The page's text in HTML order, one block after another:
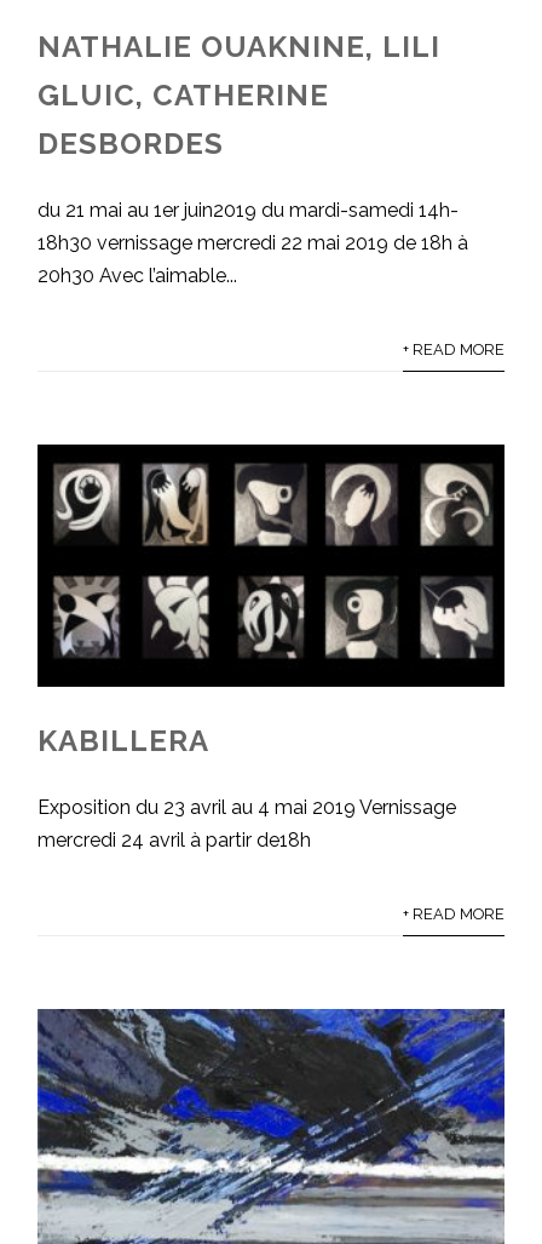
NATHALIE OUAKNINE, LILI
GLUIC, CATHERINE
DESBORDES
du 21 mai au 1er juin2019 du mardi-samedi 14h-
18h30 vernissage mercredi 22 mai 2019 de 18h à
20h30 Avec l’aimable...
+ READ MORE
KABILLERA
Exposition du 23 avril au 4 mai 2019 Vernissage
mercredi 24 avril à partir de18h
+ READ MORE